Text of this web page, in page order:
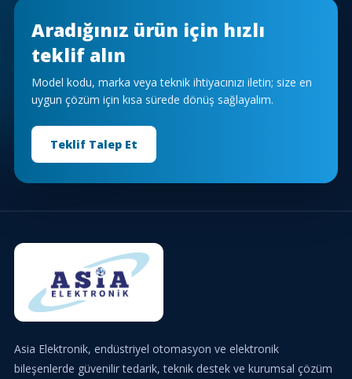
Aradığınız ürün için hızlı
teklif alın
Model kodu, marka veya teknik ihtiyacınızı iletin; size en
uygun çözüm için kısa sürede dönüş sağlayalım.
Teklif Talep Et
Asia Elektronik, endüstriyel otomasyon ve elektronik
bileşenlerde güvenilir tedarik, teknik destek ve kurumsal çözüm